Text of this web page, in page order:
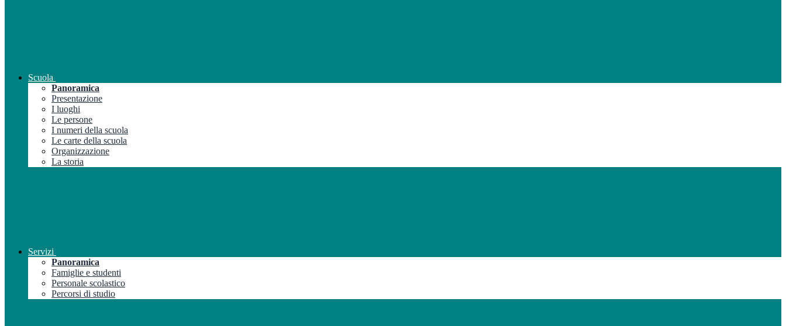
Scuola
Panoramica
Presentazione
I luoghi
Le persone
I numeri della scuola
Le carte della scuola
Organizzazione
La storia
Servizi
Panoramica
Famiglie e studenti
Personale scolastico
Percorsi di studio